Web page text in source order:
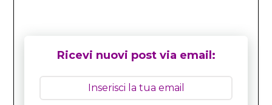
Ricevi nuovi post via email: